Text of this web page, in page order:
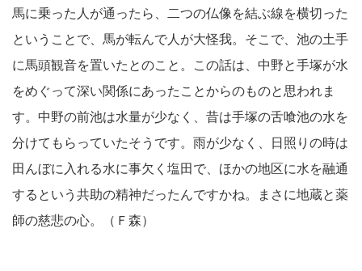
馬に乗った人が通ったら、二つの仏像を結ぶ線を横切った
ということで、馬が転んで人が大怪我。そこで、池の土手
に馬頭観音を置いたとのこと。この話は、中野と手塚が水
をめぐって深い関係にあったことからのものと思われま
す。中野の前池は水量が少なく、昔は手塚の舌喰池の水を
分けてもらっていたそうです。雨が少なく、日照りの時は
田んぼに入れる水に事欠く塩田で、ほかの地区に水を融通
するという共助の精神だったんですかね。まさに地蔵と薬
師の慈悲の心。（Ｆ森）